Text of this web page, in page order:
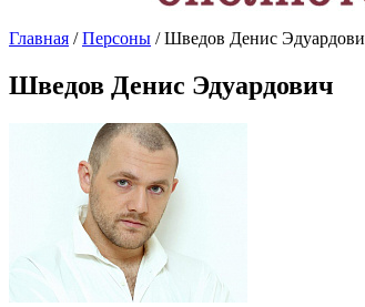
Главная /Персоны / Шведов Денис
Шведов Денис Эдуардович